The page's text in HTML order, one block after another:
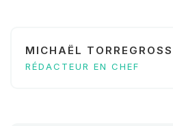
MICHAËL
RÉDACTEUR EN CHEF